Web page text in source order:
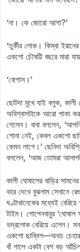
‘না। কে জোরো আগা?’
‘তুর্কীর লোক। কিম্বা
একশো চৌষট্টি বছরে মারা
‘বোগাস।’
ছোটদা মুখে যাই বলুক, কালী
অবিশ্বাসটাকে আরো পাকা
গেলেন। বাবা বললেন,
শোনা নেই, কেবল একশো
কেমন লাগে।’ ছেনিদা
বললেন, ‘আজ তোমরা
কালী ঘোষালের বাড়ির
বহর দেখে বুঝলাম সেখানে
ঘণ্টাখানেকের মধ্যেই
টাইম। গোপেনবাবুর ‘ঘোষাল
ভদ্রলোক বেরিয়ে এলেন।
একশো ছাব্বিশ—অথচ
বাঁ গালে একটা বেশ বড়